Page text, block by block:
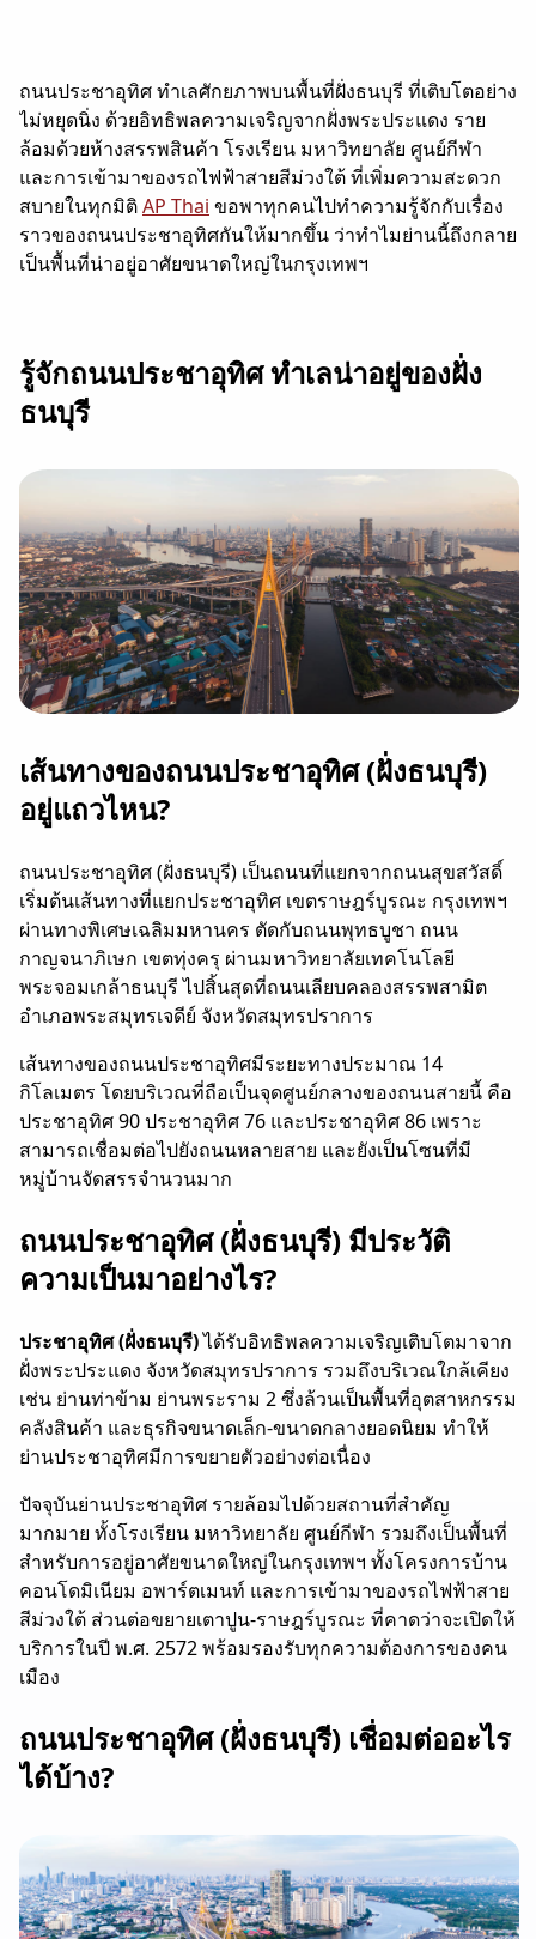
ถนนประชาอุทิศ ทำเลศักยภาพบนพื้นที่ฝั่งธนบุรี ที่เติบโตอย่าง
ไม่หยุดนิ่ง ด้วยอิทธิพลความเจริญจากฝั่งพระประแดง ราย
ล้อมด้วยห้างสรรพสินค้า โรงเรียน มหาวิทยาลัย ศูนย์กีฬา
และการเข้ามาของรถไฟฟ้าสายสีม่วงใต้ ที่เพิ่มความสะดวก
สบายในทุกมิติAP Thai ขอพาทุกคนไปทำความรู้จักกับเรื่อง
ราวของถนนประชาอุทิศกันให้มากขึ้น ว่าทำไมย่านนี้ถึงกลาย
เป็นพื้นที่น่าอยู่อาศัยขนาดใหญ่ในกรุงเทพฯ
รู้จักถนนประชาอุทิศ ทำเลน่าอยู่ของฝั่ง
ธนบุรี
เส้นทางของถนนประชาอุทิศ (ฝั่งธนบุรี)
อยู่แถวไหน?
ถนนประชาอุทิศ (ฝั่งธนบุรี) เป็นถนนที่แยกจากถนนสุขสวัสดิ์
เริ่มต้นเส้นทางที่แยกประชาอุทิศ เขตราษฎร์บูรณะ กรุงเทพฯ
ผ่านทางพิเศษเฉลิมมหานคร ตัดกับถนนพุทธบูชา ถนน
กาญจนาภิเษก เขตทุ่งครุ ผ่านมหาวิทยาลัยเทคโนโลยี
พระจอมเกล้าธนบุรี ไปสิ้นสุดที่ถนนเลียบคลองสรรพสามิต
อำเภอพระสมุทรเจดีย์ จังหวัดสมุทรปราการ
เส้นทางของถนนประชาอุทิศมีระยะทางประมาณ 14
กิโลเมตร โดยบริเวณที่ถือเป็นจุดศูนย์กลางของถนนสายนี้ คือ
ประชาอุทิศ 90 ประชาอุทิศ 76 และประชาอุทิศ 86 เพราะ
สามารถเชื่อมต่อไปยังถนนหลายสาย และยังเป็นโซนที่มี
หมู่บ้านจัดสรรจำนวนมาก
ถนนประชาอุทิศ (ฝั่งธนบุรี) มีประวัติ
ความเป็นมาอย่างไร?
ประชาอุทิศ (ฝั่งธนบุรี)ได้รับอิทธิพลความเจริญเติบโตมาจาก
ฝั่งพระประแดง จังหวัดสมุทรปราการ รวมถึงบริเวณใกล้เคียง
เช่น ย่านท่าข้าม ย่านพระราม 2 ซึ่งล้วนเป็นพื้นที่อุตสาหกรรม
คลังสินค้า และธุรกิจขนาดเล็ก-ขนาดกลางยอดนิยม ทำให้
ย่านประชาอุทิศมีการขยายตัวอย่างต่อเนื่อง
ปัจจุบันย่านประชาอุทิศ รายล้อมไปด้วยสถานที่สำคัญ
มากมาย ทั้งโรงเรียน มหาวิทยาลัย ศูนย์กีฬา รวมถึงเป็นพื้นที่
สำหรับการอยู่อาศัยขนาดใหญ่ในกรุงเทพฯ ทั้งโครงการบ้าน
คอนโดมิเนียม อพาร์ตเมนท์ และการเข้ามาของรถไฟฟ้าสาย
สีม่วงใต้ ส่วนต่อขยายเตาปูน-ราษฎร์บูรณะ ที่คาดว่าจะเปิดให้
บริการในปี พ.ศ. 2572 พร้อมรองรับทุกความต้องการของคน
เมือง
ถนนประชาอุทิศ (ฝั่งธนบุรี) เชื่อมต่ออะไร
ได้บ้าง?